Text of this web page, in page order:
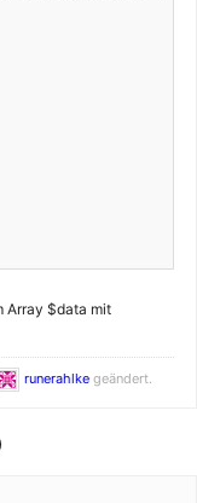
Array $data mit
runerahlke geändert.